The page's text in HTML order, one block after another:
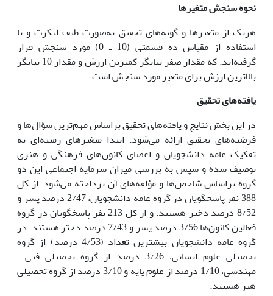
نحوه سنجش متغیرها
هریک از متغیرها و گویه‌های تحقیق به‌صورت طیف لیکرت و با
استفاده از مقیاس ده قسمتی (10 ـ 0) مورد سنجش قرار
گرفته‌اند. که مقدار صفر بیانگر کمترین ارزش و مقدار 10 بیانگر
بالاترین ارزش برای متغیر مورد سنجش است.
یافته‌های تحقیق
در این بخش نتایج و یافته‌های تحقیق براساس مهم‌ترین سؤال‌ها و
فرضیه‌های تحقیق ارائه می‌شود. ابتدا متغیرهای زمینه‌ای به
تفکیک عامه دانشجویان و اعضای کانون‌های فرهنگی و هنری
توصیف شده و سپس به بررسی میزان سرمایه اجتماعی این دو
گروه براساس شاخص‌ها و مؤلفه‌های آن پرداخته می‌شود. از کل
388 نفر پاسخگویان در گروه عامه دانشجویان، 2/47 درصد پسر و
8/52 درصد دختر هستند. و از کل 213 نفر پاسخگویان در گروه
فعالین کانون‌ها 3/56 درصد پسر و 7/43 درصد دختر هستند. در
گروه عامه دانشجویان بیشترین تعداد (4/53 درصد) از گروه
تحصیلی علوم انسانی، 3/26 درصد از گروه تحصیلی فنی ـ
مهندسی، 1/10 درصد از علوم پایه و 3/10 درصد از گروه تحصیلی
هنر هستند.